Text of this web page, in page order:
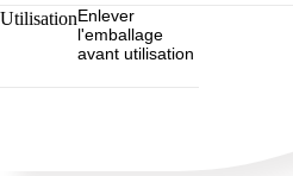
UtilisationEnlever
l'emballage
avant utilisation